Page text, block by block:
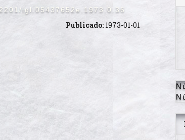
igl.05437652e.1973.0.36
Publicado: 1973-01-01